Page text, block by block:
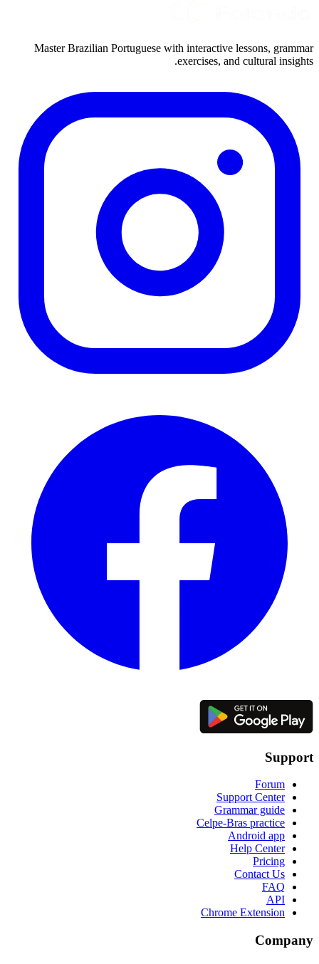
Master Brazilian Portuguese with interactive lessons, grammar
exercises, and cultural insights.
Support
Forum
Support Center
Grammar guide
Celpe-Bras practice
Android app
Help Center
Pricing
Contact Us
FAQ
API
Chrome Extension
Company